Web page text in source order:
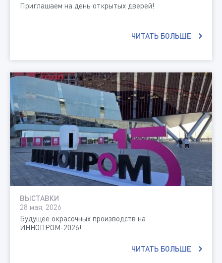
Приглашаем на день открытых дверей!
ЧИТАТЬ БОЛЬШЕ
ВЫСТАВКИ
28 мая, 2026
Будущее окрасочных производств на
ИННОПРОМ-2026!
ЧИТАТЬ БОЛЬШЕ